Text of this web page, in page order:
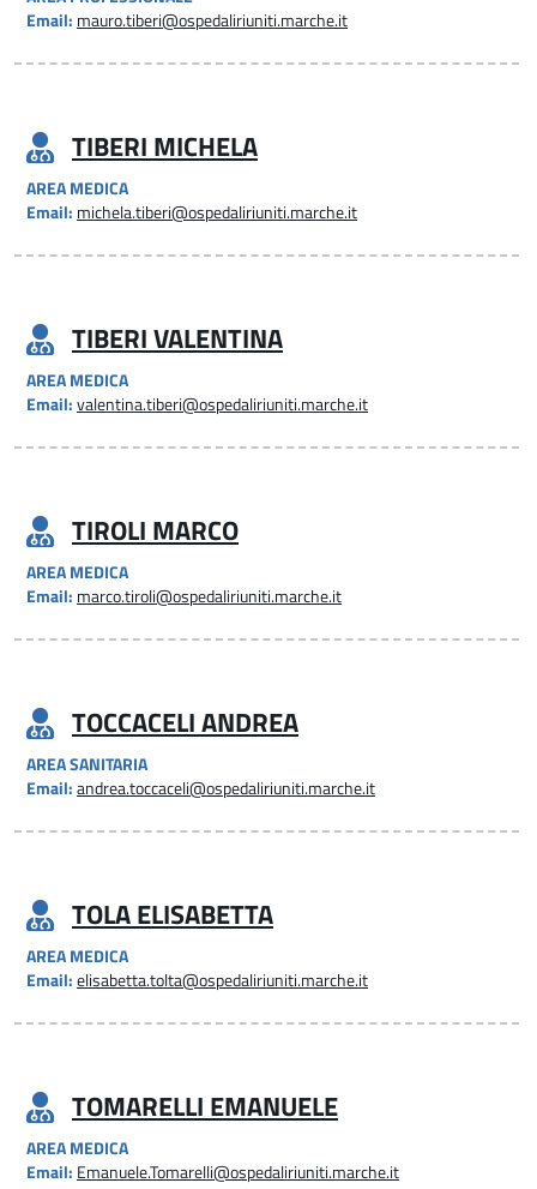
Email: mauro.tiberi@ospedaliriuniti.marche.it
TIBERI MICHELA
AREA MEDICA
Email: michela.tiberi@ospedaliriuniti.marche.it
TIBERI VALENTINA
AREA MEDICA
Email: valentina.tiberi@ospedaliriuniti.marche.it
TIROLI MARCO
AREA MEDICA
Email: marco.tiroli@ospedaliriuniti.marche.it
TOCCACELI ANDREA
AREA SANITARIA
Email: andrea.toccaceli@ospedaliriuniti.marche.it
TOLA ELISABETTA
AREA MEDICA
Email: elisabetta.tolta@ospedaliriuniti.marche.it
TOMARELLI EMANUELE
AREA MEDICA
Email: Emanuele.Tomarelli@ospedaliriuniti.marche.it